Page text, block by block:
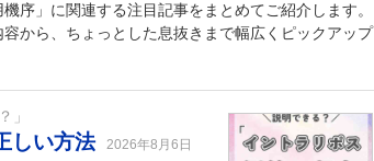
序」に関連する注目記事をまとめてご紹介します。
から、ちょっとした息抜きまで幅広くピックアップ
」
しい方法
2026年8月6日